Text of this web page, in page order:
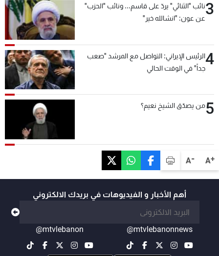
A+
A-
3نائب "الثنائي" يردّ على قاسم... ونائب "الحزب"
عن عون: "انشالله خير"
4الرئيس الإيراني: التواصل مع المرشد "صعب
جداً" في الوقت الحالي
5من يصدّق الشيخ نعيم؟
أهم الأخبار و الفيديوهات في بريدك الالكتروني
@mtvlebanonnews
@mtvlebanon